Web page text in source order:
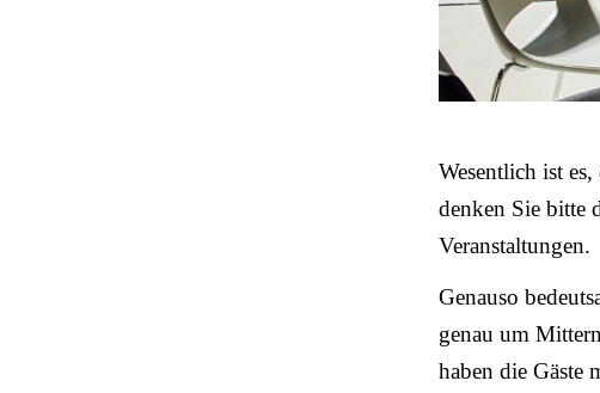
Wesentlich ist
denken Sie bitte
Veranstaltungen.
Genauso
genau um
haben die Gäste